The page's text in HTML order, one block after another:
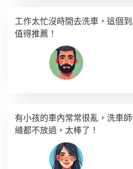
工作太忙沒時間去洗車，這個
值得推薦！
有小孩的車內常常很亂，洗車
縫都不放過，太棒了！